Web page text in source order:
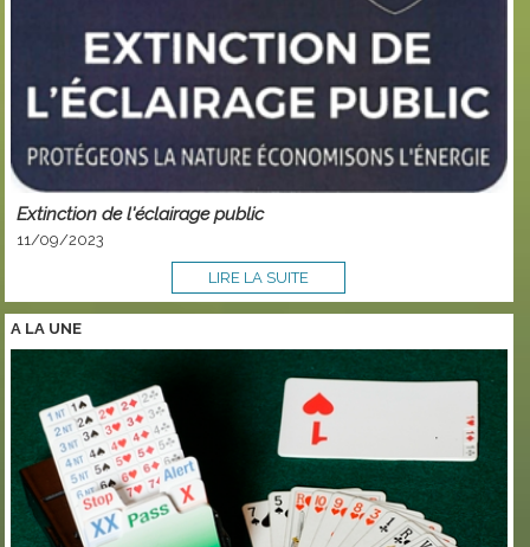
Extinction de l'éclairage public
11/09/2023
LIRE LA SUITE
A LA UNE